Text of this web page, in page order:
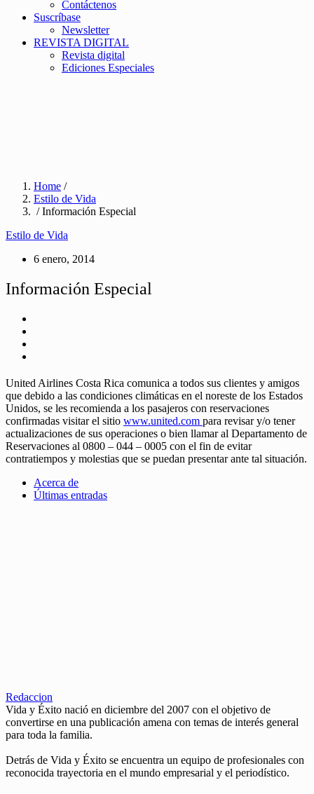
Contáctenos
Suscríbase
Newsletter
REVISTA DIGITAL
Revista digital
Ediciones Especiales
Home /
Estilo de Vida
/ Información Especial
Estilo de Vida
6 enero, 2014
Información Especial
United Airlines Costa Rica comunica a todos sus clientes y amigos
que debido a las condiciones climáticas en el noreste de los Estados
Unidos, se les recomienda a los pasajeros con reservaciones
confirmadas visitar el sitio www.united.com para revisar y/o tener
actualizaciones de sus operaciones o bien llamar al Departamento de
Reservaciones al 0800 – 044 – 0005 con el fin de evitar
contratiempos y molestias que se puedan presentar ante tal situación.
Acerca de
Últimas entradas
Redaccion
Vida y Éxito nació en diciembre del 2007 con el objetivo de
convertirse en una publicación amena con temas de interés general
para toda la familia.
Detrás de Vida y Éxito se encuentra un equipo de profesionales con
reconocida trayectoria en el mundo empresarial y el periodístico.